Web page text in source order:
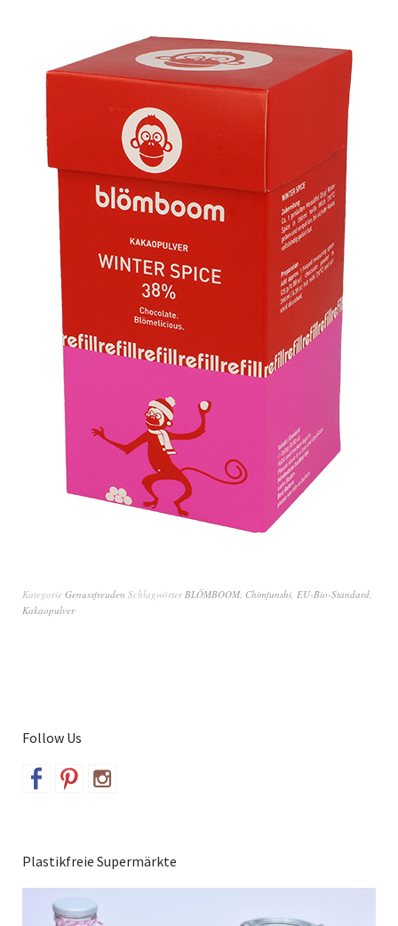
Kategorie Genussfreuden Schlagwörter BLÖMBOOM Chimfunshi EU-Bio-Standard
Kakaopulver
Follow Us
Plastikfreie Supermärkte